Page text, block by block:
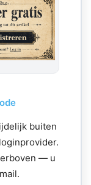
buiten
— u